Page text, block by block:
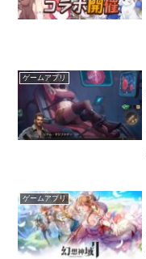
ゲームアプリ
ゲームアプリ